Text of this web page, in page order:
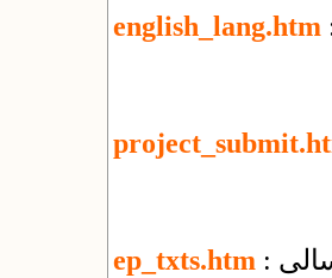
english_lang.htm
ep_txts.htm